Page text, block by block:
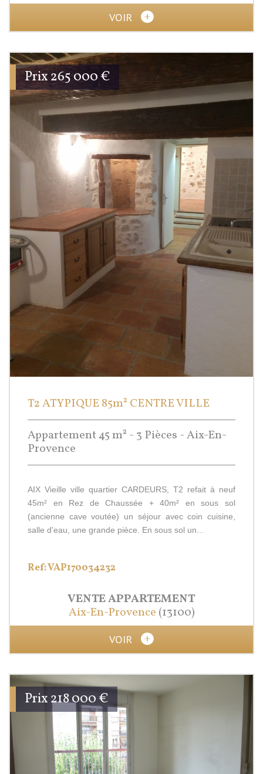
VOIR
Prix265 000€
T2 ATYPIQUE 85m² CENTRE VILLE
Appartement 45 m² - 3 Pièces - Aix-En-
Provence
AIX Vieille ville quartier CARDEURS, T2 refait à neuf
45m² en Rez de Chaussée + 40m² en sous sol
(ancienne cave voutée) un séjour avec coin cuisine,
salle d'eau, une grande pièce. En sous sol un...
Ref: VAP170034232
VENTEAPPARTEMENT
Aix-En-Provence (13100)
VOIR
Prix218 000€